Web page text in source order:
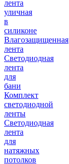
лента
уличная
в
силиконе
Влагозащищенная
лента
Светодиодная
лента
для
бани
Комплект
светодиодной
ленты
Светодиодная
лента
для
натяжных
потолков